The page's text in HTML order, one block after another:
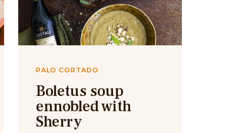
PALO CORTADO
Boletus soup
ennobled with
Sherry